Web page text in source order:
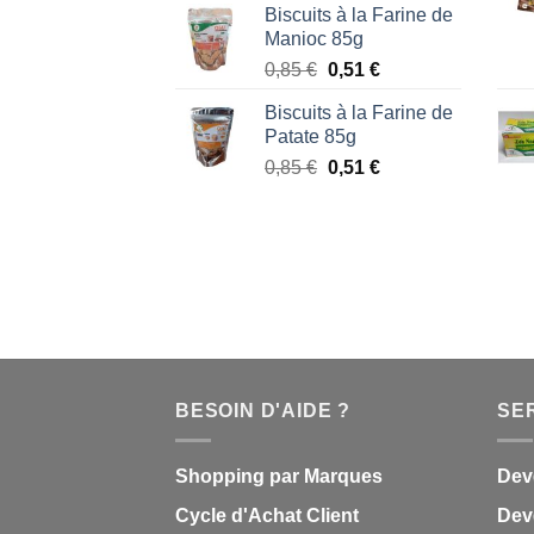
initial
était :
1,87 €.
actuel
1,53 €.
Biscuits à la Farine de
Manioc 85g
0,85€ Le
initial
était :
0,85 €.
0,51 €Le
actuel
0,51 €.
Biscuits à la Farine de
Patate 85g
0,85€ Le
0,51 €Le
BESOIN D'AIDE ?
Shopping par Marques
Cycle d'Achat Client